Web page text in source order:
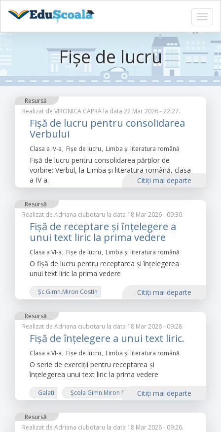
Sari
conținutul
principal
Fișe de lucru
Resursă
Realizat de VIRONICA CAPRA la data 22 Mar 2026 - 22:27.
Fișă de lucru pentru consolidarea
Verbului
Clasa a IV-a Fișe de lucru Limba şi literatura română
Fișă de lucru pentru consolidarea părților de
vorbire: Verbul, la Limba și literatura română, clasa
a IV a.
Citiţi mai departe
Resursă
Realizat de Adriana ciubotaru la data 18 Mar 2026 - 09:30.
Fişă de receptare şi înţelegere a
unui text liric la prima vedere
Clasa a VI-a Fișe de lucru Limba şi literatura română
O fişă de lucru pentru receptarea şi înţelegerea
unui text liric la prima vedere
Şc.Gimn.Miron Costin Citiţi mai departe
Resursă
Realizat de Adriana ciubotaru la data 18 Mar 2026 - 09:28.
Fişă de înţelegere a unui text liric.
Clasa a VI-a Fișe de lucru Limba şi literatura română
O serie de exerciţii pentru receptarea şi
înţelegerea unui text liric la prima vedere
Galati Şcola Gimn.Miron CostinCitiţi mai departe
Resursă
Realizat de Adriana ciubotaru la data 18 Mar 2026 - 09:26.